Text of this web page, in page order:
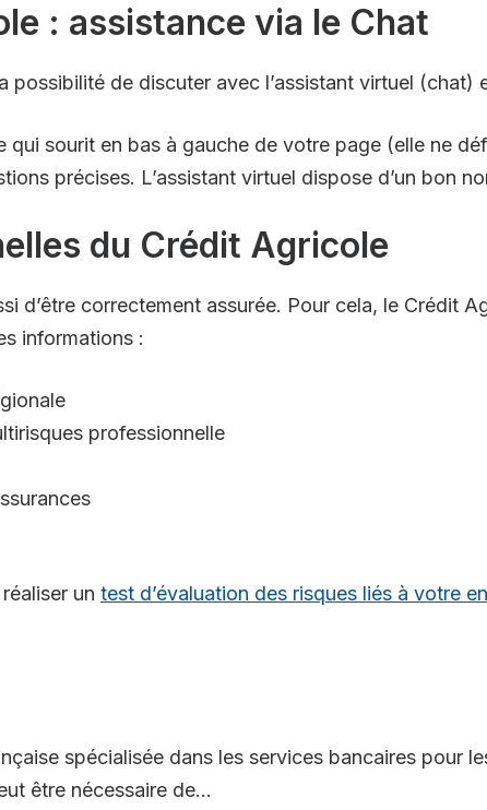
: assistance via le Chat
possibilité de discuter avec l’assistant virtuel (chat)
qui sourit en bas à gauche de votre page (elle ne
précises. L’assistant virtuel dispose d’un bon
du Crédit Agricole
d’être correctement assurée. Pour cela, le Crédit
informations :
professionnelle
un test d’évaluation des risques liés à votre
spécialisée dans les services bancaires pour
être nécessaire de...